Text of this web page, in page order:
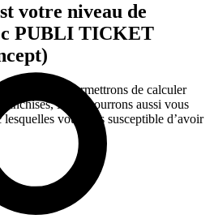
votre niveau de
PUBLI TICKET
qui nous permettrons de calculer
Nous pourrons aussi vous
vous êtes susceptible d’avoir